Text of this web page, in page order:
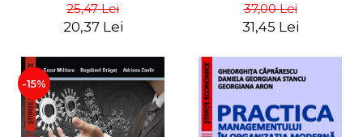
25,47 Lei
20,37 Lei
37,00 Lei
31,45 Lei
-15%